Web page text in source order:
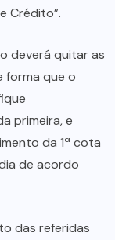
Crédito”.
deverá quitar as
forma que o
primeira, e
da 1ª cota
de acordo
das referidas